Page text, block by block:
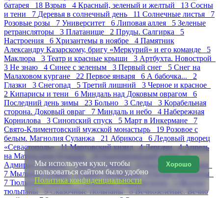
батарея 18 Взрыв 4 Красный, зеленый и желтый 13 Сосны
и тени 7 Деревья в солнечный день 11 Солнечные листья 7
Розовые розы 7 Университет 6 Липовая аллея 5 Зеленые
ретрансляторы 3 Платанище 2 Пруды. Салгирка 5
Настроения 6 Хризантемы в ноябре 4 Памятник
Александру Казарскому, бригу «Меркурий» и его команде 5
Маклюра 3 Театр и красные крыши 3 Артбухта. Новострой
3 Не знаю 4 Синее с зеленым 3 Первый снег 5 Снег на
Малаховом кургане 22 Первое января 6 А бабочка... 2
Глазки 3 Снегопад 5 Третий лишний 3 Черное и красное
2 Кипарисы и тени 6 Миндаль над Доковым оврагом 6
Последний день зимы 23 Больно 3 Следы 3 Корабельная
сторона. Доковый овраг 7 Миндаль и небо 4 Набережная
Корнилова 3 Синопский спуск 5 Март в Инкермане 7
Свято-Климентовский мужской монастырь 19 Розовое с
белым. Магнолия Суланжа 21 Абрикоса 6 Ледовый дворец
«Севастополь» 11Мартовский кизил 4Дергачи 4Апрель
на Матросском бульваре 10
Екатерининский сквер 5
Адмирал Сенявин 7Ветки и крыши 4
Охота на тюльпаны
7 Мыльные пузыри 5Парад тюльпанов 8
Белые тюльпаны
7 Тюльпаны Dotcom 7Платаны. Изящная мощь 5
тюльпаны 9 Сказочные тюльпаны 8 Вечнозеленые. Вечно
Хорошо
Мы используем куки, чтобы
пользоваться сайтом было удобно
Политика конфиденциальности